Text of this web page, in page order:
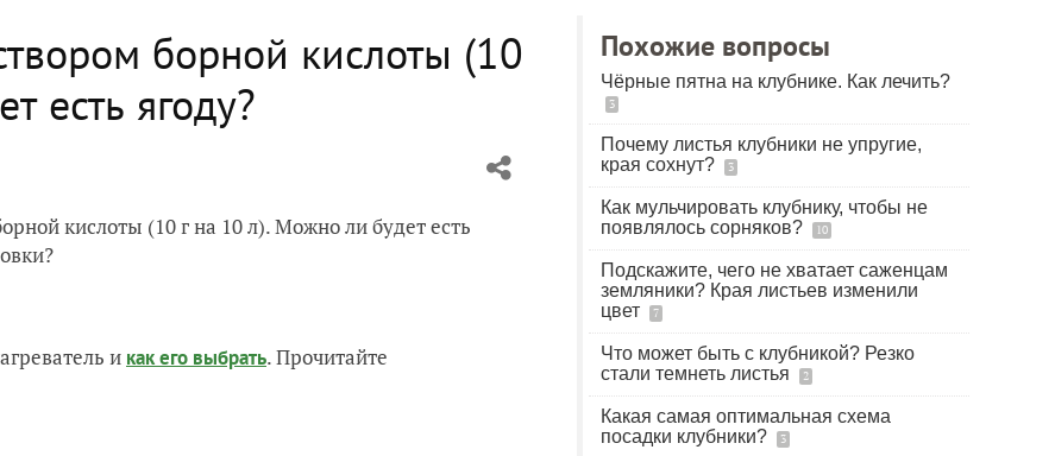
борной кислоты (10
есть ягоду?
кислоты (10 г на 10 л). Можно ли будет есть
и как его выбрать. Прочитайте
Похожие вопросы
Чёрные пятна на клубнике. Как лечить?
3
Почему листья клубники не упругие,
края сохнут?
3
Как мульчировать клубнику, чтобы не
появлялось сорняков?
10
Подскажите, чего не хватает саженцам
земляники? Края листьев изменили
цвет
7
Что может быть с клубникой? Резко
стали темнеть листья
2
Какая самая оптимальная схема
посадки клубники?
3